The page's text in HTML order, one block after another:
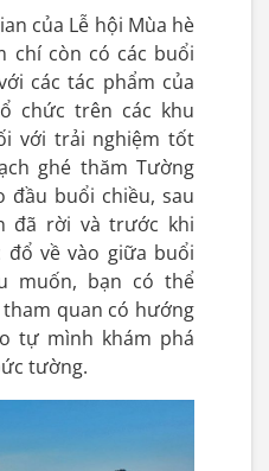
của Lễ hội Mùa hè
chí còn có các buổi
các tác phẩm của
chức trên các khu
với trải nghiệm tốt
ghé thăm Tường
đầu buổi chiều, sau
đã rời và trước khi
về vào giữa buổi
muốn, bạn có thể
quan có hướng
tự mình khám phá
tường.